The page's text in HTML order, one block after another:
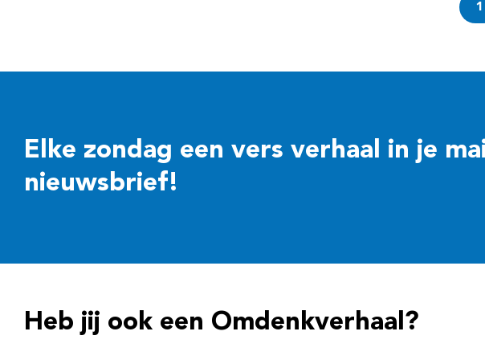
1
Elke zondag een vers verhaal in je
nieuwsbrief!
Heb jij ook een Omdenkverhaal?